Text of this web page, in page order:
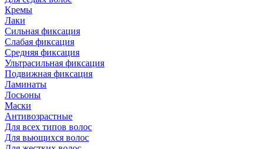
Кремы
Лаки
Сильная фиксация
Слабая фиксация
Средняя фиксация
Ультрасильная фиксация
Подвижная фиксация
Ламинаты
Лосьоны
Маски
Антивозрастные
Для всех типов волос
Для вьющихся волос